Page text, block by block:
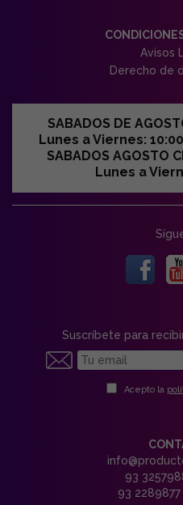
Avisos
Derecho de
SABADOS DE
Lunes a Viernes:
SABADOS AGOSTO
Lunes a
Suscríbete para
Acepto la
93
93